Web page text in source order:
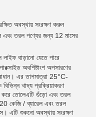
অবস্থায় সংরক্ষণ করুন
এবং তরল পণ্যের জন্য 12 মাসের
লাইফ বাড়ানো যেতে পারে
অবশিষ্টাংশ অপসারণের
এর তাপমাত্রা 25°C-
খাদ্য প্রক্রিয়াকরণ
করে তোলেএটি গুঁড়ো এবং তরল
কেজি / ব্যারেল এবং তরল
এটি শুকনো অবস্থায় সংরক্ষণ